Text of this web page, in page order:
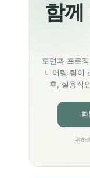
함
도면과 프로
니어링 팀이
후, 실용적
파
귀하